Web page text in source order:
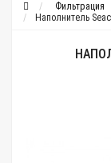
Фильтрация
Наполнитель